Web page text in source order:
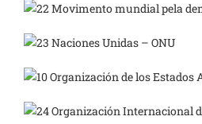
Movimento mundial pela
Naciones Unidas – ONU
Organización de los Estados
Organización Internacional